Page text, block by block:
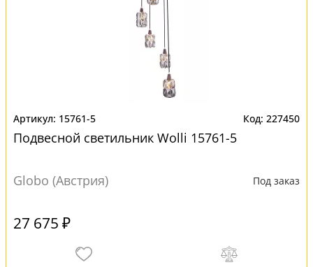
15761-5 227450
Подвесной светильник Wolli 15761-5
Globo (Австрия) Под заказ
27 675 ₽